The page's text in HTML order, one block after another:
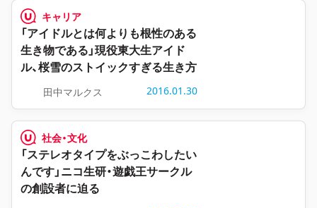
キャリア
「アイドルとは何よりも根性のある
生き物である」現役東大生アイド
ル、桜雪のストイックすぎる生き方
田中マルクス 2016.01.30
社会・文化
「ステレオタイプをぶっこわしたい
んです」ニコ生研・遊戯王サークル
の創設者に迫る